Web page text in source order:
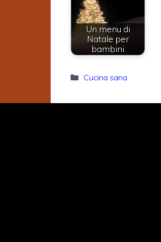
Un menu di
Natale per
bambini
Categorie
Cucina sana